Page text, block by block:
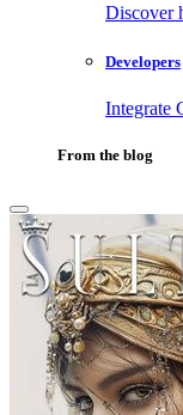
Discover
Developers
Integrate
From the blog